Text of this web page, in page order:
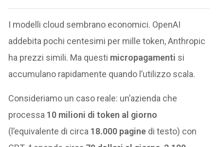
I modelli cloud sembrano economici. OpenAI
addebita pochi centesimi per mille token, Anthropic
ha prezzi simili. Ma questi micropagamenti si
accumulano rapidamente quando l’utilizzo scala.
Consideriamo un caso reale: un’azienda che
processa 10 milioni di token al giorno
(l’equivalente di circa 18.000 pagine di testo) con